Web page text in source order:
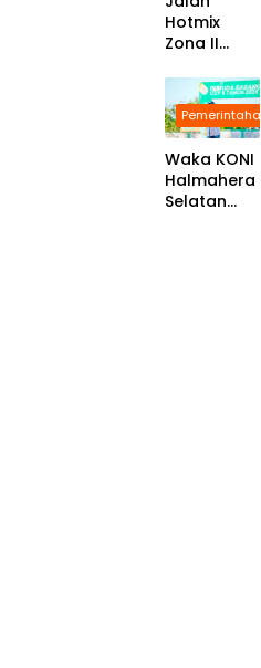
Hotmix
Zona II
Perkuat
Konektivita
s
Infrastrukt
ur Strategis
dan
Tingkatkan
Pemerintahan
Waka KONI
Halmahera
Selatan